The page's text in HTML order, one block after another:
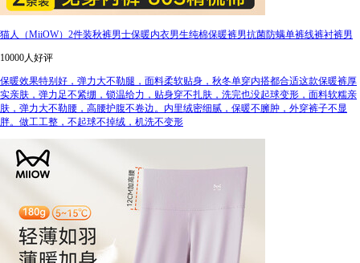
猫人（MiiOW）2件装秋裤男士保暖内衣男生纯棉保暖裤男抗菌防螨单裤线裤衬裤男
10000人好评
保暖效果特别好，弹力大不勒腿，面料柔软贴身，秋冬单穿内搭都合适这款保暖裤厚
实亲肤，弹力足不紧绷，锁温给力，贴身穿不扎肤，洗完也没起球变形，面料软糯亲
肤，弹力大不勒腰，高腰护腹不卷边。内里绒密细腻，保暖不臃肿，外穿裤子不显
胖。做工工整，不起球不掉绒，机洗不变形